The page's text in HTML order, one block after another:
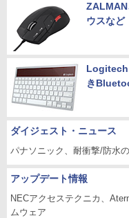
ZALMAN
ウスなど
Logitech
き
ダイジェスト・ニュース
パナソニック、耐衝撃/防水
アップデート情報
NECアクセステクニカ、
ムウェア